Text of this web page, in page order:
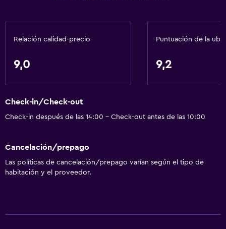
Relación calidad-precio
9,0
Puntuación de la
9,2
Check-in/Check-out
Check-in después de las 14:00 - Check-out antes de las 10:00
Cancelación/prepago
Las políticas de cancelación/prepago varían según el tipo de
habitación y el proveedor.